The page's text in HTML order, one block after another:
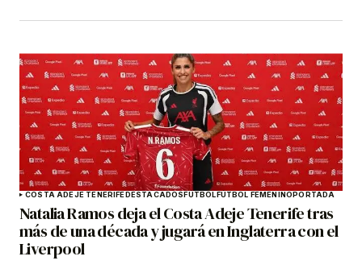
COSTA ADEJE TENERIFE DESTACADOS FÚTBOL FÚTBOL FEMENINO PORTADA
Natalia Ramos deja el Costa Adeje Tenerife tras
más de una década y jugará en Inglaterra con el
Liverpool